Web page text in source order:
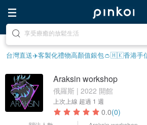
享受療癒的放鬆生活
去尋找靈感吧
台灣直送✈️客製化禮物高顏值銀包👛🇭🇰香港手
Araksin workshop
俄羅斯 | 2022 開館
上次上線 超過 1 週
0.0(0)